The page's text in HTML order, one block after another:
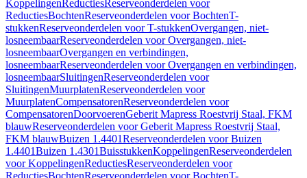
KoppelingenReductiesReserveonderdelen voor
ReductiesBochtenReserveonderdelen voor BochtenT-
stukkenReserveonderdelen voor T-stukkenOvergangen, niet-
losneembaarReserveonderdelen voor Overgangen, niet-
losneembaarOvergangen en verbindingen,
losneembaarReserveonderdelen voor Overgangen en verbindingen,
losneembaarSluitingenReserveonderdelen voor
SluitingenMuurplatenReserveonderdelen voor
MuurplatenCompensatorenReserveonderdelen voor
CompensatorenDoorvoerenGeberit Mapress Roestvrij Staal, FKM
blauwReserveonderdelen voor Geberit Mapress Roestvrij Staal,
FKM blauwBuizen 1.4401Reserveonderdelen voor Buizen
1.4401Buizen 1.4301BuisstukkenKoppelingenReserveonderdelen
voor KoppelingenReductiesReserveonderdelen voor
ReductiesBochtenReserveonderdelen voor BochtenT-